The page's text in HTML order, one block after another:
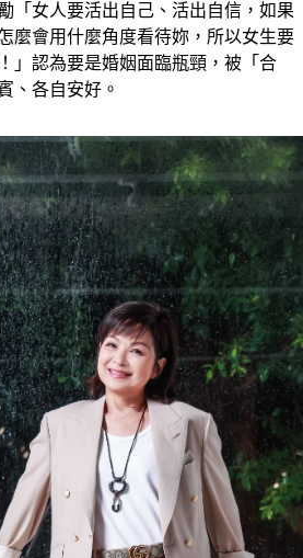
少中年女性卻沒了自我，也想有自在
「女人要活出自己、活出自信，如果
麼會用什麼角度看待妳，所以女生要
」認為要是婚姻面臨瓶頸，被「合